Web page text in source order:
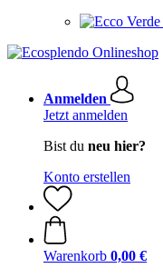
Anmelden
Jetzt anmelden
Bist du neu hier?
Konto erstellen
Warenkorb 0,00 €